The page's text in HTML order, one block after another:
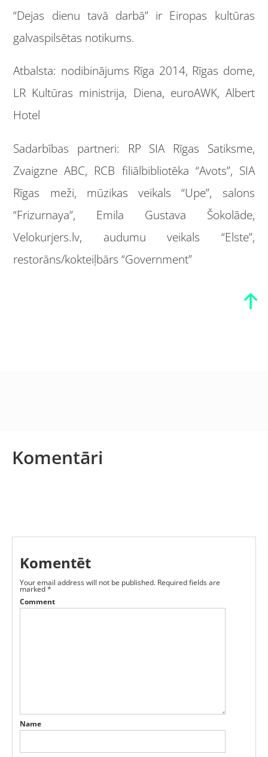
“Dejas dienu tavā darbā” ir Eiropas kultūras
galvaspilsētas notikums.
Atbalsta: nodibinājums Rīga 2014, Rīgas dome,
LR Kultūras ministrija, Diena, euroAWK, Albert
Hotel
Sadarbības partneri: RP SIA Rīgas Satiksme,
Zvaigzne ABC, RCB filiālbibliotēka “Avots”, SIA
Rīgas meži, mūzikas veikals “Upe”, salons
“Frizurnaya”, Emila Gustava Šokolāde,
Velokurjers.lv, audumu veikals “Elste”,
restorāns/kokteiļbārs “Government”
Komentāri
Komentēt
Your email address will not be published. Required fields are
marked*
Comment
Name